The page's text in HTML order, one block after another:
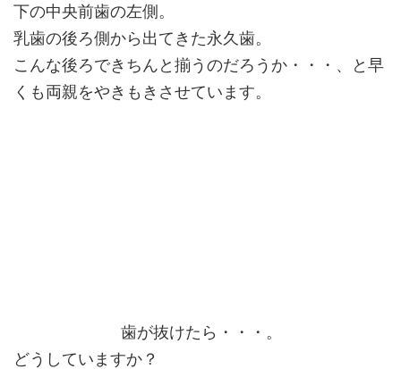
下の中央前歯の左側。
乳歯の後ろ側から出てきた永久歯。
こんな後ろできちんと揃うのだろうか・・・、と早
くも両親をやきもきさせています。
歯が抜けたら・・・。
どうしていますか？